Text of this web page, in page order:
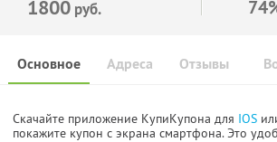
1800 руб.
Основное Отзывы
Адреса
Скачайте приложение КупиКупона для IOS
покажите купон с экрана смартфона. Это